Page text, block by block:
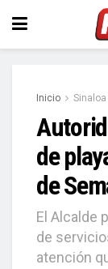
Inicio Sinaloa
de
de
El Alcalde
de
atención